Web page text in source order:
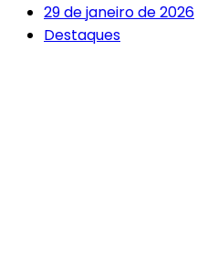
29 de janeiro de 2026
Destaques